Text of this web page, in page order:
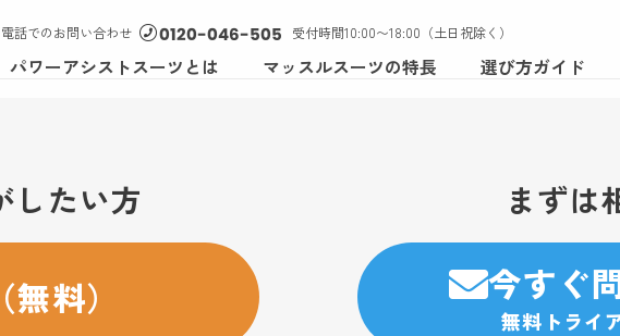
話でのお問い合わせ 0120-046-505 受付時間10:00〜18:00（土日祝除く）
パワーアシストスーツとは マッスルスーツの特長 選び方ガイド
したい方
料）
まずは
今すぐ
無料トライ